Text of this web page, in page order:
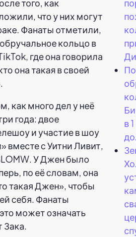
того, как
что у них могут
Фанаты отметили,
кольцо в
где она говорила
она такая в своей
как много дел у неё
года: двое
и участие в шоу
вместе с Уитни Ливит,
У Джен было
по её словам, она
такая Джен», чтобы
себя. Фанаты
может означать
Зака.
в